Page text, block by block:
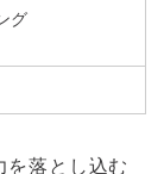
グ
を落とし込む